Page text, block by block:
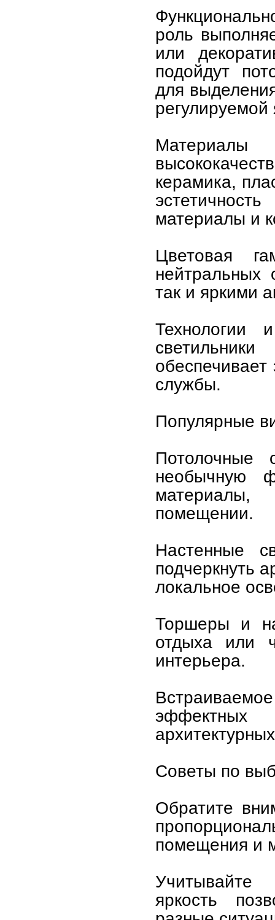
роль
или
подойдут
для
регулируемой
керамика,
материалы и
Цветовая
нейтральных
так и яркими
Технологии
службы.
Популярные
Потолочные
необычную
помещении.
Настенные
подчеркнуть
локальное
Торшеры и
отдыха или
интерьера.
эффектных
Советы по
Обратите
помещения и
Учитывайте
яркость